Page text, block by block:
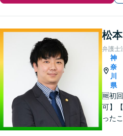
松
弁護士
神
奈
川
県
🆓初
可】
った